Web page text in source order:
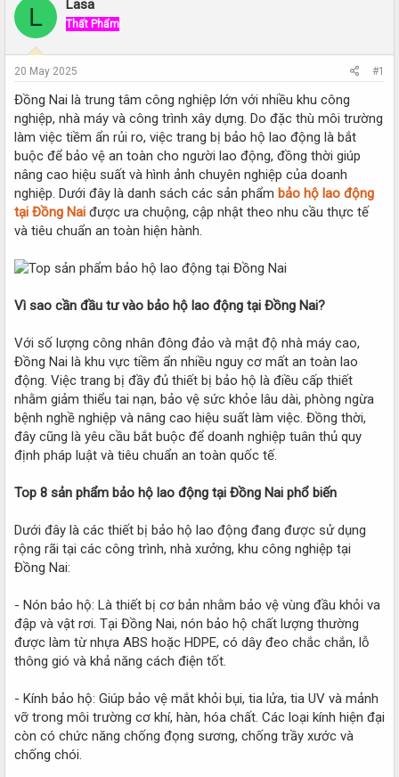
a
s
a
r
t
e
r
r
t
a
e
L Lasa
Thất Phẩm
20 May 2025 #1
Đồng Nai là trung tâm công nghiệp lớn với nhiều khu công
nghiệp, nhà máy và công trình xây dựng. Do đặc thù môi trường
làm việc tiềm ẩn rủi ro, việc trang bị bảo hộ lao động là bắt
buộc để bảo vệ an toàn cho người lao động, đồng thời giúp
nâng cao hiệu suất và hình ảnh chuyên nghiệp của doanh
nghiệp. Dưới đây là danh sách các sản phẩm bảo hộ lao động
tại Đồng Nai được ưa chuộng, cập nhật theo nhu cầu thực tế
và tiêu chuẩn an toàn hiện hành.
Vì sao cần đầu tư vào bảo hộ lao động tại Đồng Nai?
Với số lượng công nhân đông đảo và mật độ nhà máy cao,
Đồng Nai là khu vực tiềm ẩn nhiều nguy cơ mất an toàn lao
động. Việc trang bị đầy đủ thiết bị bảo hộ là điều cấp thiết
nhằm giảm thiểu tai nạn, bảo vệ sức khỏe lâu dài, phòng ngừa
bệnh nghề nghiệp và nâng cao hiệu suất làm việc. Đồng thời,
đây cũng là yêu cầu bắt buộc để doanh nghiệp tuân thủ quy
định pháp luật và tiêu chuẩn an toàn quốc tế.
Top 8 sản phẩm bảo hộ lao động tại Đồng Nai phổ biến
Dưới đây là các thiết bị bảo hộ lao động đang được sử dụng
rộng rãi tại các công trình, nhà xưởng, khu công nghiệp tại
Đồng Nai:
- Nón bảo hộ: Là thiết bị cơ bản nhằm bảo vệ vùng đầu khỏi va
đập và vật rơi. Tại Đồng Nai, nón bảo hộ chất lượng thường
được làm từ nhựa ABS hoặc HDPE, có dây đeo chắc chắn, lỗ
thông gió và khả năng cách điện tốt.
- Kính bảo hộ: Giúp bảo vệ mắt khỏi bụi, tia lửa, tia UV và mảnh
vỡ trong môi trường cơ khí, hàn, hóa chất. Các loại kính hiện đại
còn có chức năng chống đọng sương, chống trầy xước và
chống chói.